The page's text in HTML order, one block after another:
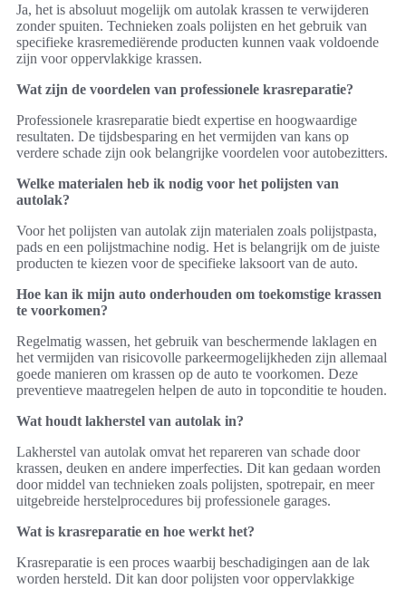
Ja, het is absoluut mogelijk om autolak krassen te verwijderen
zonder spuiten. Technieken zoals polijsten en het gebruik van
specifieke krasremediërende producten kunnen vaak voldoende
zijn voor oppervlakkige krassen.
Wat zijn de voordelen van professionele krasreparatie?
Professionele krasreparatie biedt expertise en hoogwaardige
resultaten. De tijdsbesparing en het vermijden van kans op
verdere schade zijn ook belangrijke voordelen voor autobezitters.
Welke materialen heb ik nodig voor het polijsten van
autolak?
Voor het polijsten van autolak zijn materialen zoals polijstpasta,
pads en een polijstmachine nodig. Het is belangrijk om de juiste
producten te kiezen voor de specifieke laksoort van de auto.
Hoe kan ik mijn auto onderhouden om toekomstige krassen
te voorkomen?
Regelmatig wassen, het gebruik van beschermende laklagen en
het vermijden van risicovolle parkeermogelijkheden zijn allemaal
goede manieren om krassen op de auto te voorkomen. Deze
preventieve maatregelen helpen de auto in topconditie te houden.
Wat houdt lakherstel van autolak in?
Lakherstel van autolak omvat het repareren van schade door
krassen, deuken en andere imperfecties. Dit kan gedaan worden
door middel van technieken zoals polijsten, spotrepair, en meer
uitgebreide herstelprocedures bij professionele garages.
Wat is krasreparatie en hoe werkt het?
Krasreparatie is een proces waarbij beschadigingen aan de lak
worden hersteld. Dit kan door polijsten voor oppervlakkige